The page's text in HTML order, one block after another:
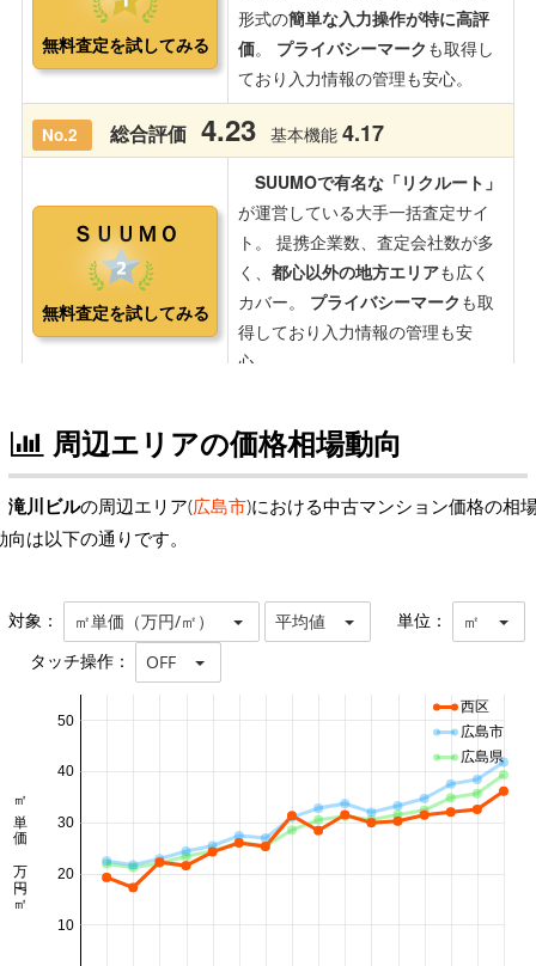
周辺エリアの価格相場動向
滝川ビルの周辺エリア(広島市)における中古マンション価格の相
向は以下の通りです。
対象： ㎡単価（万円/㎡） 平均値 単位： ㎡
タッチ操作： OFF
10
20
30
40
50
㎡単価 万円/㎡
西区
広島市
広島県